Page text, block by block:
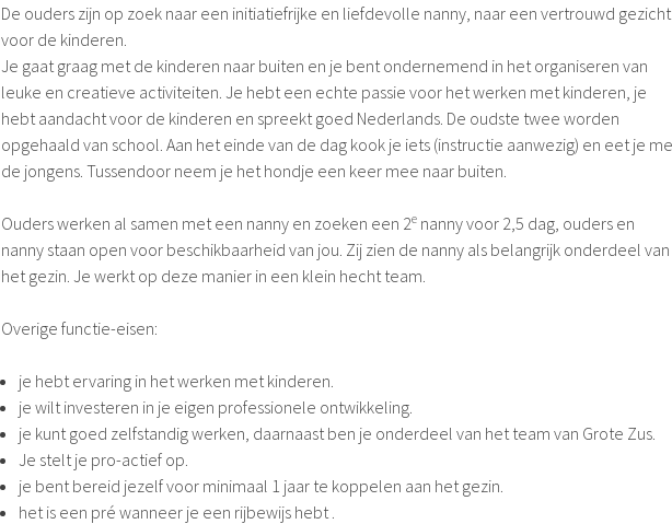
De ouders zijn op zoek naar een initiatiefrijke en liefdevolle nanny, naar een vertrouwd gezicht
voor de kinderen.
Je gaat graag met de kinderen naar buiten en je bent ondernemend in het organiseren van
leuke en creatieve activiteiten. Je hebt een echte passie voor het werken met kinderen, je
hebt aandacht voor de kinderen en spreekt goed Nederlands. De oudste twee worden
opgehaald van school. Aan het einde van de dag kook je iets (instructie aanwezig) en eet je
de jongens. Tussendoor neem je het hondje een keer mee naar buiten.
Ouders werken al samen met een nanny en zoeken een 2e nanny voor 2,5 dag, ouders en
nanny staan open voor beschikbaarheid van jou. Zij zien de nanny als belangrijk onderdeel van
het gezin. Je werkt op deze manier in een klein hecht team.
Overige functie-eisen:
je hebt ervaring in het werken met kinderen.
je wilt investeren in je eigen professionele ontwikkeling.
je kunt goed zelfstandig werken, daarnaast ben je onderdeel van het team van Grote Zus.
Je stelt je pro-actief op.
je bent bereid jezelf voor minimaal 1 jaar te koppelen aan het gezin.
het is een pré wanneer je een rijbewijs hebt .